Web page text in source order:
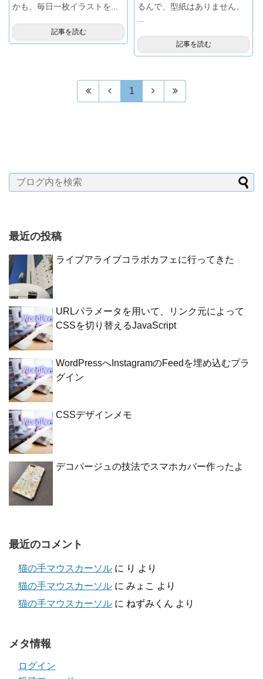
るんで、型紙はありません。
記事を読む
かも、毎日一枚イラストを...
記事を読む
1
最近の投稿
ライブアライブコラボカフェに行ってきた
URLパラメータを用いて、リンク元によって
CSSを切り替えるJavaScript
WordPressへInstagramのFeedを埋め込むプラ
グイン
CSSデザインメモ
デコパージュの技法でスマホカバー作ったよ
最近のコメント
猫の手マウスカーソル に り より
猫の手マウスカーソル に みょこ より
猫の手マウスカーソル に ねずみくん より
メタ情報
ログイン